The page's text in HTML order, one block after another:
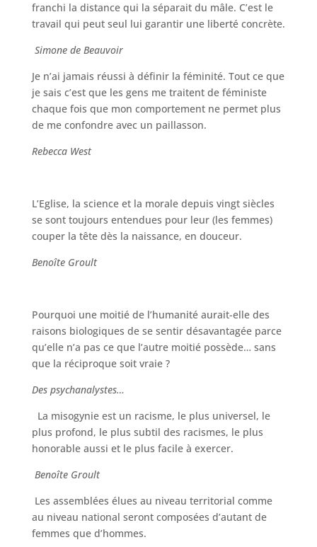
franchi la distance qui la séparait du mâle. C’est le
travail qui peut seul lui garantir une liberté concrète.
Simone de Beauvoir
Je n’ai jamais réussi à définir la féminité. Tout ce que
je sais c’est que les gens me traitent de féministe
chaque fois que mon comportement ne permet plus
de me confondre avec un paillasson.
Rebecca West
L’Eglise, la science et la morale depuis vingt siècles
se sont toujours entendues pour leur (les femmes)
couper la tête dès la naissance, en douceur.
Benoîte Groult
Pourquoi une moitié de l’humanité aurait-elle des
raisons biologiques de se sentir désavantagée parce
qu’elle n’a pas ce que l’autre moitié possède… sans
que la réciproque soit vraie ?
Des psychanalystes…
La misogynie est un racisme, le plus universel, le
plus profond, le plus subtil des racismes, le plus
honorable aussi et le plus facile à exercer.
Benoîte Groult
Les assemblées élues au niveau territorial comme
au niveau national seront composées d’autant de
femmes que d’hommes.